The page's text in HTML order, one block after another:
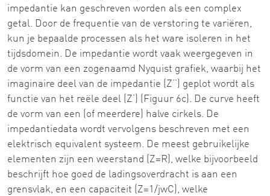
impedantie kan geschreven worden als een complex
getal. Door de frequentie van de verstoring te variëren,
kun je bepaalde processen als het ware isoleren in het
tijdsdomein. De impedantie wordt vaak weergegeven in
de vorm van een zogenaamd Nyquist grafiek, waarbij het
imaginaire deel van de impedantie (Z’’) geplot wordt als
functie van het reële deel (Z’) (Figuur 6c). De curve heeft
de vorm van een (of meerdere) halve cirkels. De
impedantiedata wordt vervolgens beschreven met een
elektrisch equivalent systeem. De meest gebruikelijke
elementen zijn een weerstand (Z=R), welke bijvoorbeeld
beschrijft hoe goed de ladingsoverdracht is aan een
grensvlak, en een capaciteit (Z=1/jwC), welke